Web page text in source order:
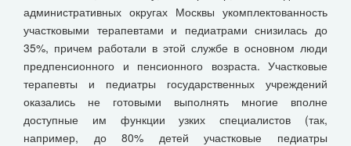
административных округах Москвы укомплектованность
участковыми терапевтами и педиатрами снизилась до
35%, причем работали в этой службе в основном люди
предпенсионного и пенсионного возраста. Участковые
терапевты и педиатры государственных учреждений
оказались не готовыми выполнять многие вполне
доступные им функции узких специалистов (так,
например, до 80% детей участковые педиатры